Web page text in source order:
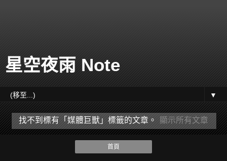
星空夜雨 Note
▼
找不到標有「媒體巨獸」 標籤的文章。 顯示所有文章
首頁